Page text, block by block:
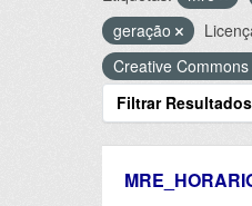
geração
Creative
Filtrar Resultados